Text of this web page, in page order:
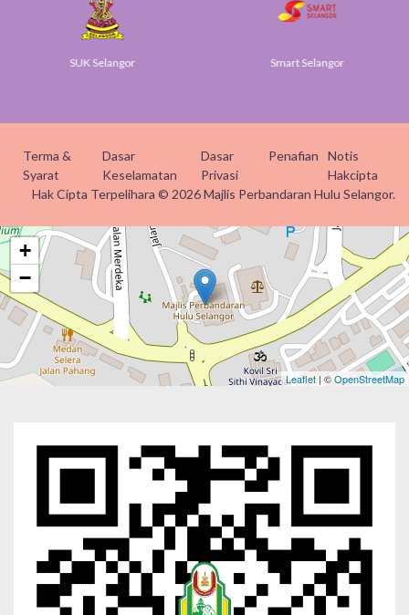
SUK Selangor Smart Selangor
Terma &
Syarat
Dasar
Keselamatan
Dasar
Privasi
Penafian
Notis
Hakcipta
Hak Cipta Terpelihara © 2026 Majlis Perbandaran Hulu Selangor.
+
−
Leaflet | ©OpenStreetMap